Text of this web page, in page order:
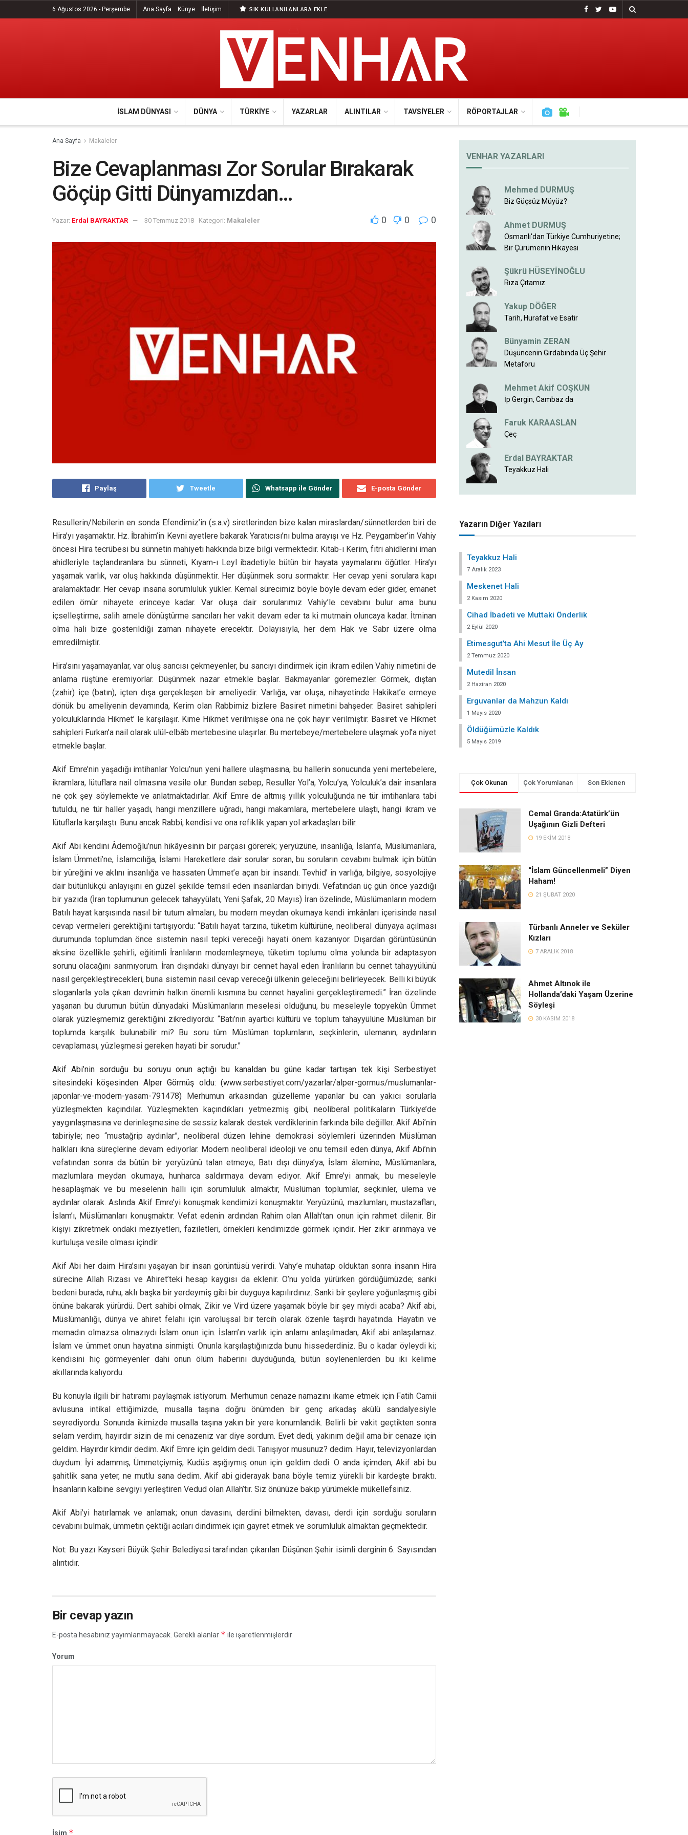
6 Ağustos 2026 - Perşembe Ana Sayfa Künye İletişim SIK KULLANILANLARA EKLE
İSLAM DÜNYASI DÜNYA TÜRKIYE YAZARLAR ALINTILAR TAVSIYELER RÖPORTAJLAR
Ana Sayfa Makaleler
Bize Cevaplanması Zor Sorular Bırakarak
Göçüp Gitti Dünyamızdan…
Yazar: Erdal BAYRAKTAR 30 Temmuz 2018 Kategori: Makaleler 0 0 0
Paylaş Tweetle Whatsapp ile Gönder E-posta Gönder
Resullerin/Nebilerin en sonda Efendimiz’in (s.a.v) siretlerinden bize kalan miraslardan/sünnetlerden biri de
Hira’yı yaşamaktır. Hz. İbrahim’in Kevni ayetlere bakarak Yaratıcısı’nı bulma arayışı ve Hz. Peygamber’in Vahiy
öncesi Hira tecrübesi bu sünnetin mahiyeti hakkında bize bilgi vermektedir. Kitab-ı Kerim, fıtri ahidlerini iman
ahidleriyle taçlandıranlara bu sünneti, Kıyam-ı Leyl ibadetiyle bütün bir hayata yaymalarını öğütler. Hira’yı
yaşamak varlık, var oluş hakkında düşünmektir. Her düşünmek soru sormaktır. Her cevap yeni sorulara kapı
aralamaktadır. Her cevap insana sorumluluk yükler. Kemal sürecimiz böyle böyle devam eder gider, emanet
edilen ömür nihayete erinceye kadar. Var oluşa dair sorularımız Vahiy’le cevabını bulur ama bunu
içselleştirme, salih amele dönüştürme sancıları her vakit devam eder ta ki mutmain oluncaya kadar. İtminan
olma hali bize gösterildiği zaman nihayete erecektir. Dolayısıyla, her dem Hak ve Sabr üzere olma
emredilmiştir.
Hira’sını yaşamayanlar, var oluş sancısı çekmeyenler, bu sancıyı dindirmek için ikram edilen Vahiy nimetini de
anlama rüştüne eremiyorlar. Düşünmek nazar etmekle başlar. Bakmayanlar göremezler. Görmek, dıştan
(zahir) içe (batın), içten dışa gerçekleşen bir ameliyedir. Varlığa, var oluşa, nihayetinde Hakikat’e ermeye
dönük bu ameliyenin devamında, Kerim olan Rabbimiz bizlere Basiret nimetini bahşeder. Basiret sahipleri
yolculuklarında Hikmet’ le karşılaşır. Kime Hikmet verilmişse ona ne çok hayır verilmiştir. Basiret ve Hikmet
sahipleri Furkan’a nail olarak ulül-elbâb mertebesine ulaşırlar. Bu mertebeye/mertebelere ulaşmak yol’a niyet
etmekle başlar.
Akif Emre’nin yaşadığı imtihanlar Yolcu’nun yeni hallere ulaşmasına, bu hallerin sonucunda yeni mertebelere,
ikramlara, lütuflara nail olmasına vesile olur. Bundan sebep, Resuller Yol’a, Yolcu’ya, Yolculuk’a dair insanlara
ne çok şey söylemekte ve anlatmaktadırlar. Akif Emre de altmış yıllık yolculuğunda ne tür imtihanlara tabi
tutuldu, ne tür haller yaşadı, hangi menzillere uğradı, hangi makamlara, mertebelere ulaştı, hangi ikram ve
lütuflarla karşılaştı. Bunu ancak Rabbi, kendisi ve ona refiklik yapan yol arkadaşları bilir.
Akif Abi kendini Âdemoğlu’nun hikâyesinin bir parçası görerek; yeryüzüne, insanlığa, İslam’a, Müslümanlara,
İslam Ümmeti’ne, İslamcılığa, İslami Hareketlere dair sorular soran, bu soruların cevabını bulmak için bütün
bir yüreğini ve aklını insanlığa ve hassaten Ümmet’e açan bir insandı. Tevhid’ in varlığa, bilgiye, sosyolojiye
dair bütünlükçü anlayışını en güzel şekilde temsil eden insanlardan biriydi. Vefatından üç gün önce yazdığı
bir yazıda (İran toplumunun gelecek tahayyülatı, Yeni Şafak, 20 Mayıs) İran özelinde, Müslümanların modern
Batılı hayat karşısında nasıl bir tutum almaları, bu modern meydan okumaya kendi imkânları içerisinde nasıl
cevap vermeleri gerektiğini tartışıyordu: “Batılı hayat tarzına, tüketim kültürüne, neoliberal dünyaya açılması
durumunda toplumdan önce sistemin nasıl tepki vereceği hayati önem kazanıyor. Dışardan görüntüsünün
aksine özellikle şehirli, eğitimli İranlıların modernleşmeye, tüketim toplumu olma yolunda bir adaptasyon
sorunu olacağını sanmıyorum. İran dışındaki dünyayı bir cennet hayal eden İranlıların bu cennet tahayyülünü
nasıl gerçekleştirecekleri, buna sistemin nasıl cevap vereceği ülkenin geleceğini belirleyecek. Belli ki büyük
sloganlarla yola çıkan devrimin halkın önemli kısmına bu cennet hayalini gerçekleştiremedi.” İran özelinde
yaşanan bu durumun bütün dünyadaki Müslümanların meselesi olduğunu, bu meseleyle topyekûn Ümmet
olarak yüzleşmemiz gerektiğini zikrediyordu: “Batı’nın ayartıcı kültürü ve toplum tahayyülüne Müslüman bir
toplumda karşılık bulunabilir mi? Bu soru tüm Müslüman toplumların, seçkinlerin, ulemanın, aydınların
cevaplaması, yüzleşmesi gereken hayati bir sorudur.”
Akif Abi’nin sorduğu bu soruyu onun açtığı bu kanaldan bu güne kadar tartışan tek kişi Serbestiyet
sitesindeki köşesinden Alper Görmüş oldu: (www.serbestiyet.com/yazarlar/alper-gormus/muslumanlar-
japonlar-ve-modern-yasam-791478) Merhumun arkasından güzelleme yapanlar bu can yakıcı sorularla
yüzleşmekten kaçındılar. Yüzleşmekten kaçındıkları yetmezmiş gibi, neoliberal politikaların Türkiye’de
yaygınlaşmasına ve derinleşmesine de sessiz kalarak destek verdiklerinin farkında bile değiller. Akif Abi’nin
tabiriyle; neo “mustağrip aydınlar”, neoliberal düzen lehine demokrasi söylemleri üzerinden Müslüman
halkları ikna süreçlerine devam ediyorlar. Modern neoliberal ideoloji ve onu temsil eden dünya, Akif Abi’nin
vefatından sonra da bütün bir yeryüzünü talan etmeye, Batı dışı dünya’ya, İslam âlemine, Müslümanlara,
mazlumlara meydan okumaya, hunharca saldırmaya devam ediyor. Akif Emre’yi anmak, bu meseleyle
hesaplaşmak ve bu meselenin halli için sorumluluk almaktır, Müslüman toplumlar, seçkinler, ulema ve
aydınlar olarak. Aslında Akif Emre’yi konuşmak kendimizi konuşmaktır. Yeryüzünü, mazlumları, mustazafları,
İslam’ı, Müslümanları konuşmaktır. Vefat edenin ardından Rahim olan Allah’tan onun için rahmet dilenir. Bir
kişiyi zikretmek ondaki meziyetleri, faziletleri, örnekleri kendimizde görmek içindir. Her zikir arınmaya ve
kurtuluşa vesile olması içindir.
Akif Abi her daim Hira’sını yaşayan bir insan görüntüsü verirdi. Vahy’e muhatap olduktan sonra insanın Hira
sürecine Allah Rızası ve Ahiret’teki hesap kaygısı da eklenir. O’nu yolda yürürken gördüğümüzde; sanki
bedeni burada, ruhu, aklı başka bir yerdeymiş gibi bir duyguya kapılırdınız. Sanki bir şeylere yoğunlaşmış gibi
önüne bakarak yürürdü. Dert sahibi olmak, Zikir ve Vird üzere yaşamak böyle bir şey miydi acaba? Akif abi,
Müslümanlığı, dünya ve ahiret felahı için varoluşsal bir tercih olarak özenle taşırdı hayatında. Hayatın ve
memadın olmazsa olmazıydı İslam onun için. İslam’ın varlık için anlamı anlaşılmadan, Akif abi anlaşılamaz.
İslam ve ümmet onun hayatına sinmişti. Onunla karşılaştığınızda bunu hissederdiniz. Bu o kadar öyleydi ki;
kendisini hiç görmeyenler dahi onun ölüm haberini duyduğunda, bütün söylenenlerden bu iki kelime
akıllarında kalıyordu.
Bu konuyla ilgili bir hatıramı paylaşmak istiyorum. Merhumun cenaze namazını ikame etmek için Fatih Camii
avlusuna intikal ettiğimizde, musalla taşına doğru önümden bir genç arkadaş akülü sandalyesiyle
seyrediyordu. Sonunda ikimizde musalla taşına yakın bir yere konumlandık. Belirli bir vakit geçtikten sonra
selam verdim, hayırdır sizin de mi cenazeniz var diye sordum. Evet dedi, yakınım değil ama bir cenaze için
geldim. Hayırdır kimdir dedim. Akif Emre için geldim dedi. Tanışıyor musunuz? dedim. Hayır, televizyonlardan
duydum: İyi adammış, Ümmetçiymiş, Kudüs aşığıymış onun için geldim dedi. O anda içimden, Akif abi bu
şahitlik sana yeter, ne mutlu sana dedim. Akif abi giderayak bana böyle temiz yürekli bir kardeşte bıraktı.
İnsanların kalbine sevgiyi yerleştiren Vedud olan Allah’tır. Siz önünüze bakıp yürümekle mükellefsiniz.
Akif Abi’yi hatırlamak ve anlamak; onun davasını, derdini bilmekten, davası, derdi için sorduğu soruların
cevabını bulmak, ümmetin çektiği acıları dindirmek için gayret etmek ve sorumluluk almaktan geçmektedir.
Not: Bu yazı Kayseri Büyük Şehir Belediyesi tarafından çıkarılan Düşünen Şehir isimli derginin 6. Sayısından
alıntıdır.
Bir cevap yazın
E-posta hesabınız yayımlanmayacak. Gerekli alanlar * ile işaretlenmişlerdir
Yorum
İsim *
VENHAR YAZARLARI
Mehmed DURMUŞ
Biz Güçsüz Müyüz?
Ahmet DURMUŞ
Osmanlı'dan Türkiye Cumhuriyetine;
Bir Çürümenin Hikayesi
Şükrü HÜSEYİNOĞLU
Rıza Çıtamız
Yakup DÖĞER
Tarih, Hurafat ve Esatir
Bünyamin ZERAN
Düşüncenin Girdabında Üç Şehir
Metaforu
Mehmet Akif COŞKUN
İp Gergin, Cambaz da
Faruk KARAASLAN
Çeç
Erdal BAYRAKTAR
Teyakkuz Hali
Yazarın Diğer Yazıları
Teyakkuz Hali
7 Aralık 2023
Meskenet Hali
2 Kasım 2020
Cihad İbadeti ve Muttaki Önderlik
2 Eylül 2020
Etimesgut’ta Ahi Mesut İle Üç Ay
2 Temmuz 2020
Mutedil İnsan
2 Haziran 2020
Erguvanlar da Mahzun Kaldı
1 Mayıs 2020
Öldüğümüzle Kaldık
5 Mayıs 2019
Çok Okunan Çok Yorumlanan Son Eklenen
Cemal Granda:Atatürk’ün
Uşağının Gizli Defteri
19 EKIM 2018
“İslam Güncellenmeli” Diyen
Haham!
21 ŞUBAT 2020
Türbanlı Anneler ve Seküler
Kızları
7 ARALIK 2018
Ahmet Altınok ile
Hollanda’daki Yaşam Üzerine
Söyleşi
30 KASIM 2018